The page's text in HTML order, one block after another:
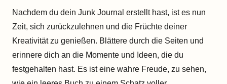
Nachdem du dein Junk Journal erstellt hast, ist es nun
Zeit, sich zurückzulehnen und die Früchte deiner
Kreativität zu genießen. Blättere durch die Seiten und
erinnere dich an die Momente und Ideen, die du
festgehalten hast. Es ist eine wahre Freude, zu sehen,